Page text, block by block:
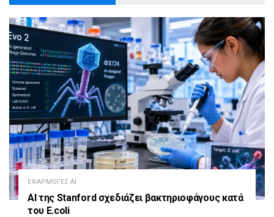
ΕΦΑΡΜΟΓΈΣ AI
AI της Stanford σχεδιάζει βακτηριοφάγους κατά
του E.coli